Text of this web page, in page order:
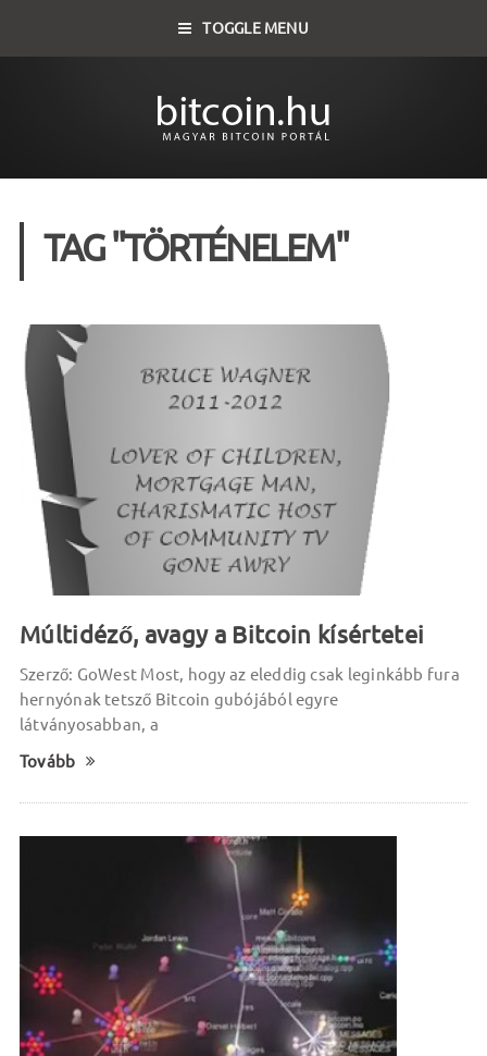
TOGGLE MENU
TAG "TÖRTÉNELEM"
Múltidéző, avagy a Bitcoin kísértetei
Szerző: GoWest Most, hogy az eleddig csak leginkább fura
hernyónak tetsző Bitcoin gubójából egyre
látványosabban, a
Tovább